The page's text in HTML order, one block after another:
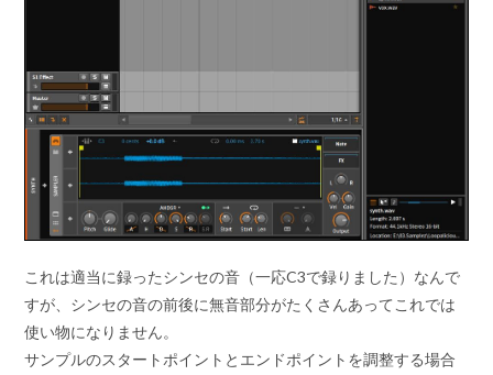
これは適当に録ったシンセの音（一応C3で録りました）なんで
すが、シンセの音の前後に無音部分がたくさんあってこれでは
使い物になりません。
サンプルのスタートポイントとエンドポイントを調整する場合